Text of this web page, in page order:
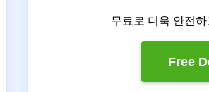
무료로 더욱 안전
Free